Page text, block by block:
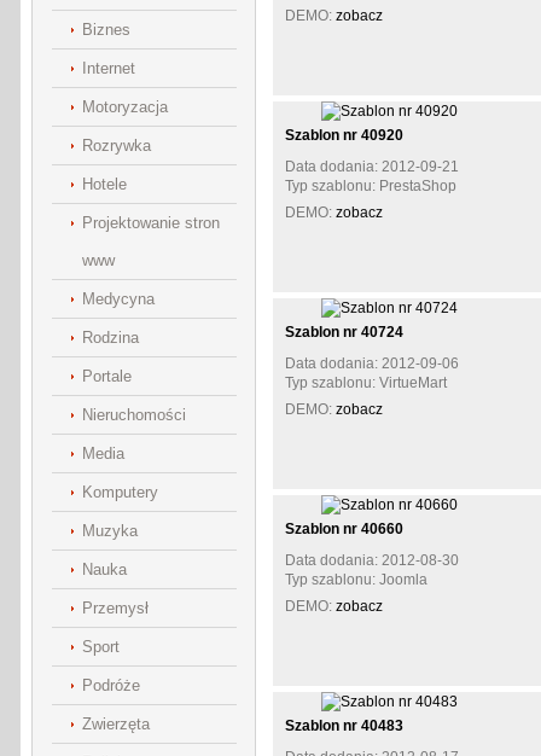
Biznes
Internet
Motoryzacja
Rozrywka
Hotele
Projektowanie stron
www
Medycyna
Rodzina
Portale
Nieruchomości
Media
Komputery
Muzyka
Nauka
Przemysł
Sport
Podróże
Zwierzęta
DEMO: zobacz
Szablon nr 40920
Data dodania: 2012-09-21
Typ szablonu: PrestaShop
DEMO: zobacz
Szablon nr 40724
Data dodania: 2012-09-06
Typ szablonu: VirtueMart
DEMO: zobacz
Szablon nr 40660
Data dodania: 2012-08-30
Typ szablonu: Joomla
DEMO: zobacz
Szablon nr 40483